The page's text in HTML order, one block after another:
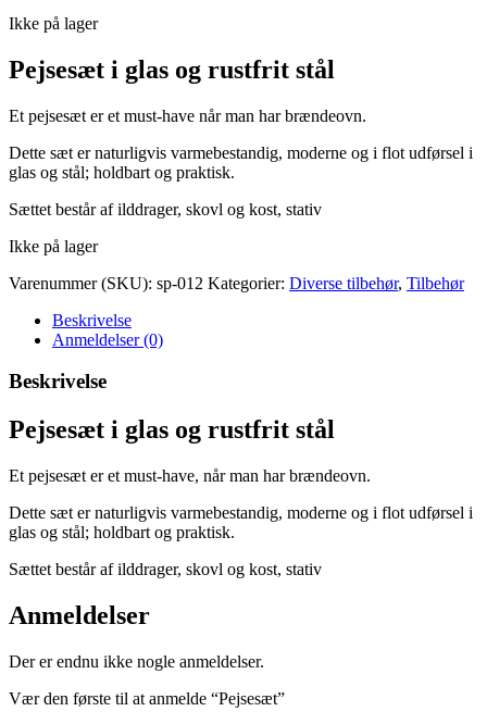
Ikke på lager
Pejsesæt i glas og rustfrit stål
Et pejsesæt er et must-have når man har brændeovn.
Dette sæt er naturligvis varmebestandig, moderne og i flot udførsel i
glas og stål; holdbart og praktisk.
Sættet består af ilddrager, skovl og kost, stativ
Ikke på lager
Varenummer (SKU): sp-012 Kategorier: Diverse tilbehør, Tilbehør
Beskrivelse
Anmeldelser (0)
Beskrivelse
Pejsesæt i glas og rustfrit stål
Et pejsesæt er et must-have, når man har brændeovn.
Dette sæt er naturligvis varmebestandig, moderne og i flot udførsel i
glas og stål; holdbart og praktisk.
Sættet består af ilddrager, skovl og kost, stativ
Anmeldelser
Der er endnu ikke nogle anmeldelser.
Vær den første til at anmelde “Pejsesæt”